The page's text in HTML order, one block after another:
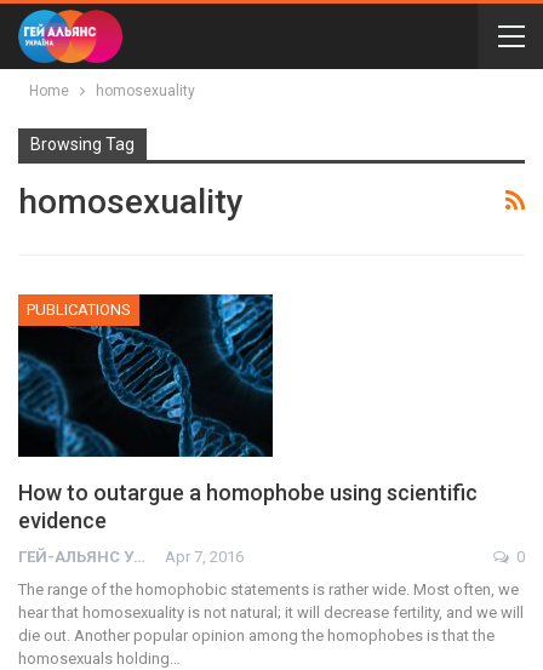
Home homosexuality
Browsing Tag
homosexuality
PUBLICATIONS
How to outargue a homophobe using scientific
evidence
ГЕЙ-АЛЬЯНС УКРАИНА Apr 7, 2016
0
The range of the homophobic statements is rather wide. Most often, we
hear that homosexuality is not natural; it will decrease fertility, and we will
die out. Another popular opinion among the homophobes is that the
homosexuals holding…